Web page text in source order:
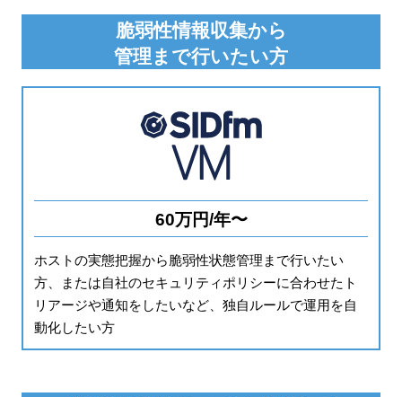
脆弱性情報収集から
管理まで行いたい方
60万円/年〜
ホストの実態把握から脆弱性状態管理まで行いたい
方、または自社のセキュリティポリシーに合わせたト
リアージや通知をしたいなど、独自ルールで運用を自
動化したい方